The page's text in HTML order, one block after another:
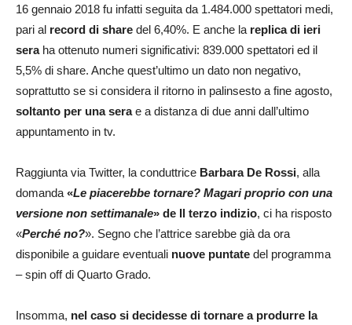
16 gennaio 2018 fu infatti seguita da 1.484.000 spettatori medi,
pari al record di share del 6,40%. E anche la replica di ieri
seraha ottenuto numeri significativi: 839.000 spettatori ed il
5,5% di share. Anche quest’ultimo un dato non negativo,
soprattutto se si considera il ritorno in palinsesto a fine agosto,
soltanto per una serae a distanza di due anni dall’ultimo
appuntamento in tv.
Raggiunta via Twitter, la conduttrice Barbara De Rossi, alla
domanda «Le piacerebbe tornare? Magari proprio con una
versione non settimanale» de Il terzo indizio, ci ha risposto
«Perché no?». Segno che l’attrice sarebbe già da ora
disponibile a guidare eventuali nuove puntate del programma
– spin off di Quarto Grado.
Insomma, nel caso si decidesse di tornare a produrre la